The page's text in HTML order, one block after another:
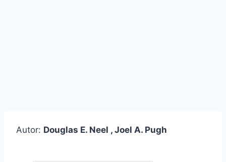
Autor: Douglas E. Neel , Joel A. Pugh